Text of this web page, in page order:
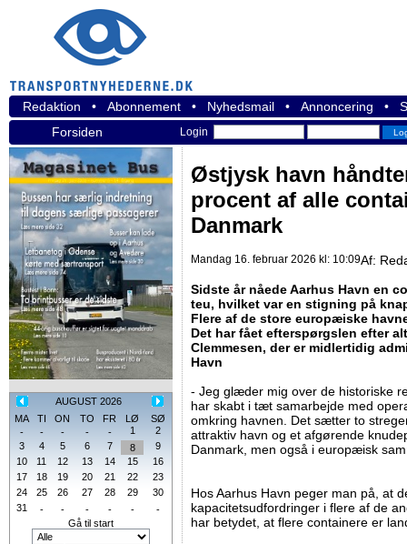
Redaktion • Abonnement • Nyhedsmail • Annoncering •
Forsiden
Login
AUGUST 2026
MA
TI ON TO FR LØ
SØ
-
- - - - 1
2
3
4 5 6 7 8
9
10
11 12 13 14 15
16
17
18 19 20 21 22
23
24
25 26 27 28 29
30
31
- - - - -
-
Gå til start
Østjysk havn
procent af alle
Danmark
Mandag 16. februar 2026 kl: 10:09Af:
Sidste år nåede Aarhus Havn en
teu, hvilket var en stigning på
Flere af de store europæiske
Det har fået efterspørgslen efter
Clemmesen, der er midlertidig
Havn
- Jeg glæder mig over de historiske
har skabt i tæt samarbejde med
omkring havnen. Det sætter to
attraktiv havn og et afgørende
Danmark, men også i europæisk
Hos Aarhus Havn peger man på, at
kapacitetsudfordringer i flere af de
har betydet, at flere containere er